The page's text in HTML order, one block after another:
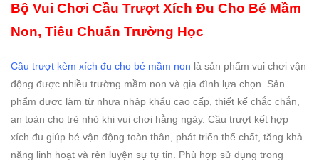
Bộ Vui Chơi Cầu Trượt Xích Đu Cho Bé Mầm
Non, Tiêu Chuẩn Trường Học
Cầu trượt kèm xích đu cho bé mầm non là sản phẩm vui chơi vận
động được nhiều trường mầm non và gia đình lựa chọn. Sản
phẩm được làm từ nhựa nhập khẩu cao cấp, thiết kế chắc chắn,
an toàn cho trẻ nhỏ khi vui chơi hằng ngày. Cầu trượt kết hợp
xích đu giúp bé vận động toàn thân, phát triển thể chất, tăng khả
năng linh hoạt và rèn luyện sự tự tin. Phù hợp sử dụng trong